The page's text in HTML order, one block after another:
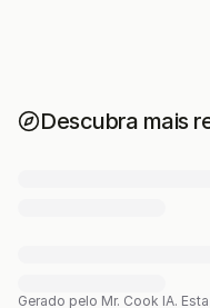
Descubra mais
Gerado pelo Mr. Cook IA.